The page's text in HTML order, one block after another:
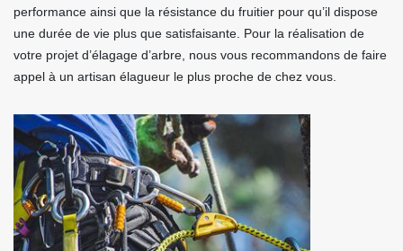
performance ainsi que la résistance du fruitier pour qu’il dispose
une durée de vie plus que satisfaisante. Pour la réalisation de
votre projet d’élagage d’arbre, nous vous recommandons de faire
appel à un artisan élagueur le plus proche de chez vous.